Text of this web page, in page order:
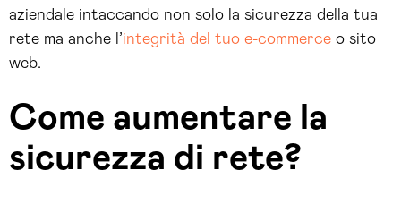
aziendale intaccando non solo la sicurezza della tua
rete ma anche l’integrità del tuo e-commerce o sito
web.
Come aumentare la
sicurezza di rete?